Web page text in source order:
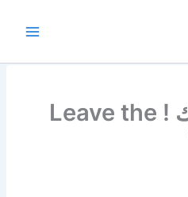
أترك العالم خلفك ! Leave the